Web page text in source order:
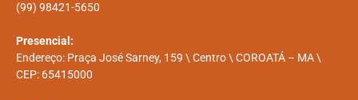
(99) 98421-5650
Presencial:
Endereço: Praça José Sarney, 159 \ Centro \ COROATÁ – MA \
CEP: 65415000